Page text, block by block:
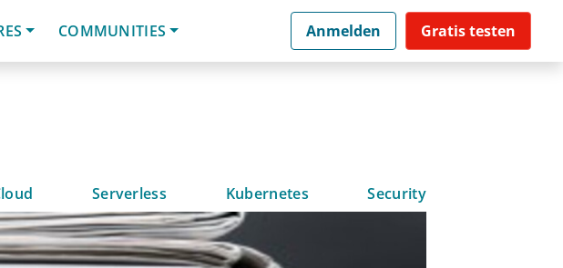
COMMUNITIES Anmelden Gratis testen
Serverless Kubernetes Security